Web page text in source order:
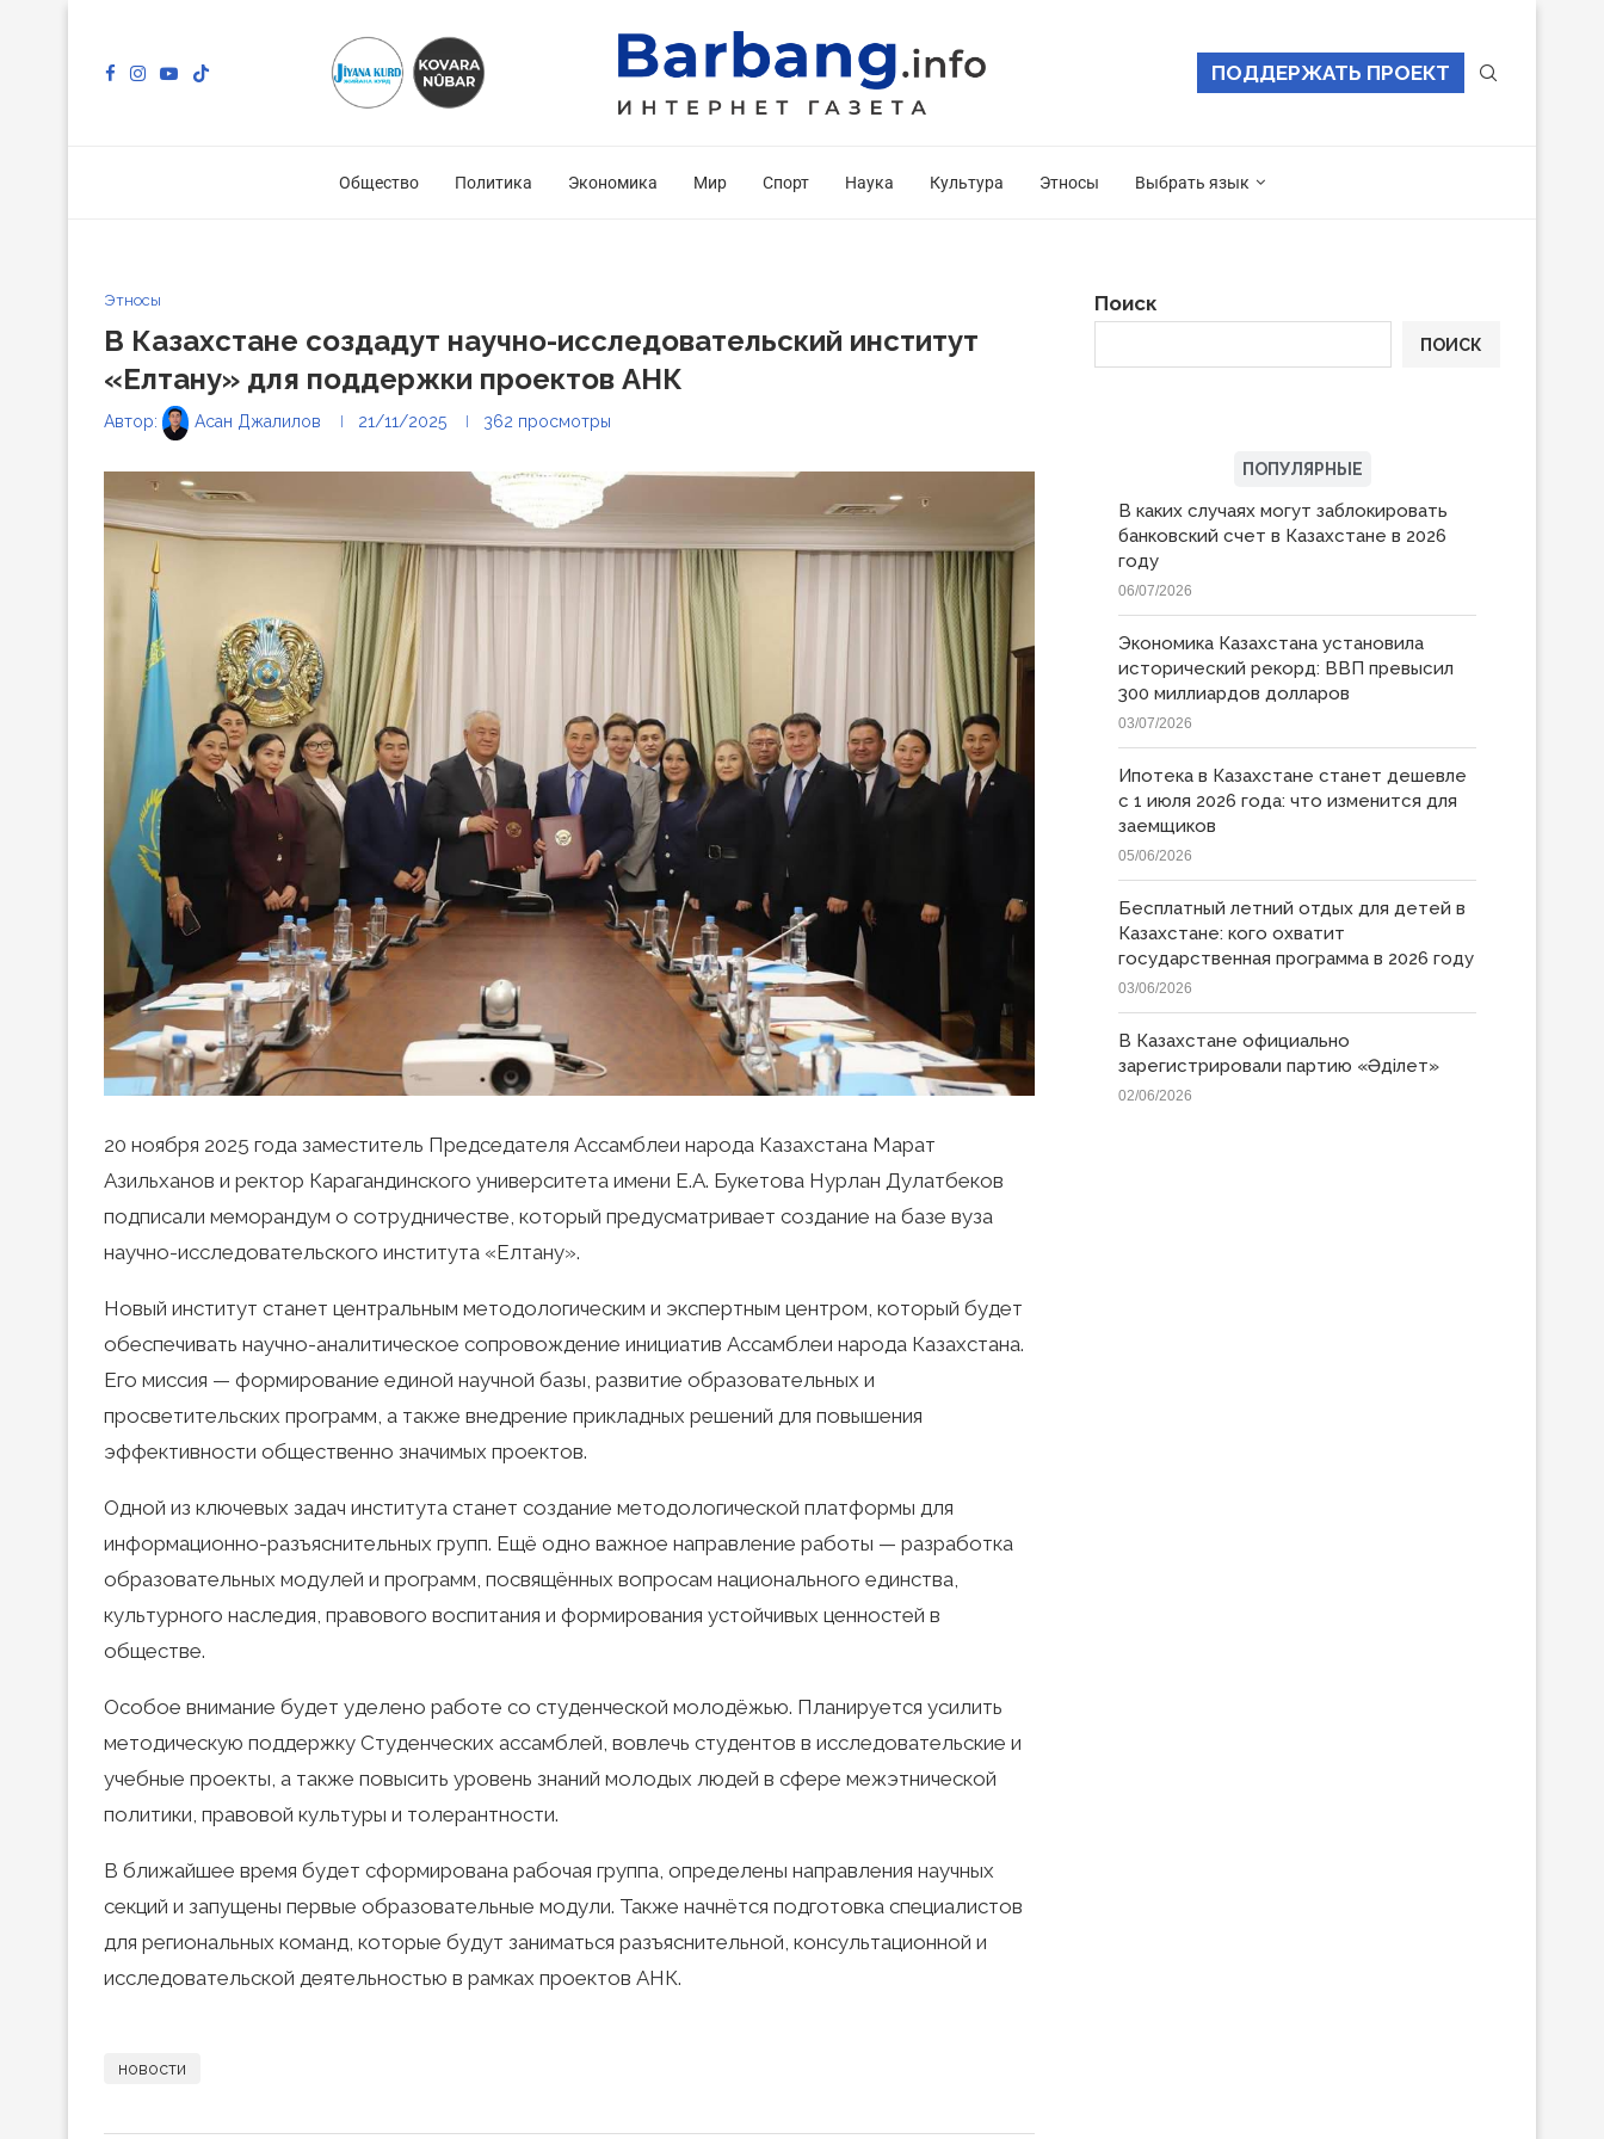
ПОДДЕРЖАТЬ ПРОЕКТ
Общество Политика Экономика Мир Спорт Наука Культура Этносы Выбрать язык
Этносы
В Казахстане создадут научно-исследовательский институт
«Елтану» для поддержки проектов АНК
Автор: Асан Джалилов 21/11/2025 362 просмотры
20 ноября 2025 года заместитель Председателя Ассамблеи народа Казахстана Марат
Азильханов и ректор Карагандинского университета имени Е.А. Букетова Нурлан Дулатбеков
подписали меморандум о сотрудничестве, который предусматривает создание на базе вуза
научно-исследовательского института «Елтану».
Новый институт станет центральным методологическим и экспертным центром, который будет
обеспечивать научно-аналитическое сопровождение инициатив Ассамблеи народа Казахстана.
Его миссия — формирование единой научной базы, развитие образовательных и
просветительских программ, а также внедрение прикладных решений для повышения
эффективности общественно значимых проектов.
Одной из ключевых задач института станет создание методологической платформы для
информационно-разъяснительных групп. Ещё одно важное направление работы — разработка
образовательных модулей и программ, посвящённых вопросам национального единства,
культурного наследия, правового воспитания и формирования устойчивых ценностей в
обществе.
Особое внимание будет уделено работе со студенческой молодёжью. Планируется усилить
методическую поддержку Студенческих ассамблей, вовлечь студентов в исследовательские и
учебные проекты, а также повысить уровень знаний молодых людей в сфере межэтнической
политики, правовой культуры и толерантности.
В ближайшее время будет сформирована рабочая группа, определены направления научных
секций и запущены первые образовательные модули. Также начнётся подготовка специалистов
для региональных команд, которые будут заниматься разъяснительной, консультационной и
исследовательской деятельностью в рамках проектов АНК.
новости
Поиск
ПОИСК
ПОПУЛЯРНЫЕ
В каких случаях могут заблокировать
банковский счет в Казахстане в 2026
году
06/07/2026
Экономика Казахстана установила
исторический рекорд: ВВП превысил
300 миллиардов долларов
03/07/2026
Ипотека в Казахстане станет дешевле
с 1 июля 2026 года: что изменится для
заемщиков
05/06/2026
Бесплатный летний отдых для детей в
Казахстане: кого охватит
государственная программа в 2026 году
03/06/2026
В Казахстане официально
зарегистрировали партию «Əділет»
02/06/2026